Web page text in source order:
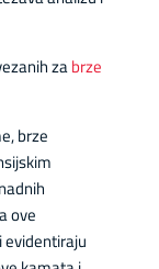
zabrze
brze
ove
evidentiraju